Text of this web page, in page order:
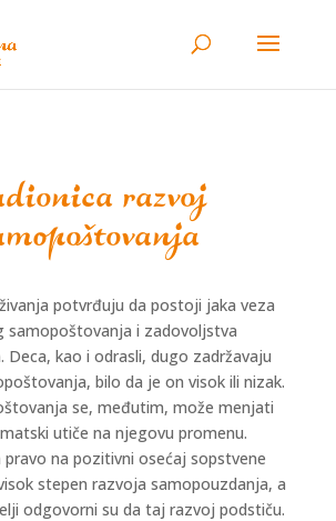
razvoj
potvrđuju da postoji jaka veza
samopoštovanja i zadovoljstva
kao i odrasli, dugo zadržavaju
bilo da je on visok ili nizak.
se, međutim, može menjati
utiče na njegovu promenu.
pravo na pozitivni osećaj sopstvene
stepen razvoja samopouzdanja, a
odgovorni su da taj razvoj podstiču.